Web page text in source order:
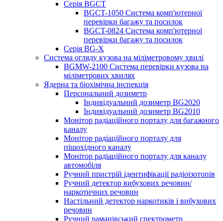
Серія BGCT
BGCT-1050 Система комп'ютерної
перевірки багажу та посилок
BGCT-0824 Система комп'ютерної
перевірки багажу та посилок
Серія BG-X
Система огляду кузова на міліметровому хвилі
BGMW-2100 Система перевірки кузова на
міліметрових хвилях
Ядерна та біохімічна інспекція
Персональний дозиметр
Індивідуальний дозиметр BG2020
Індивідуальний дозиметр BG2010
Монітор радіаційного порталу для багажного
каналу
Монітор радіаційного порталу для
пішохідного каналу
Монітор радіаційного порталу для каналу
автомобіля
Ручний пристрій ідентифікації радіоізотопів
Ручний детектор вибухових речовин/
наркотичних речовин
Настільний детектор наркотиків і вибухових
речовин
Ручний раманівський спектрометр